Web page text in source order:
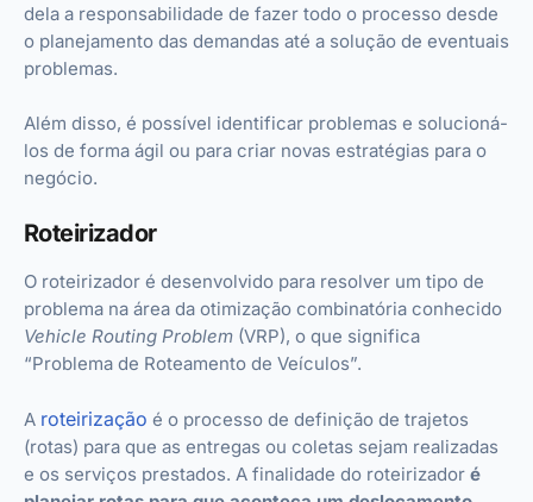
dela a responsabilidade de fazer todo o processo desde
o planejamento das demandas até a solução de eventuais
problemas.
Além disso, é possível identificar problemas e solucioná-
los de forma ágil ou para criar novas estratégias para o
negócio.
Roteirizador
O roteirizador é desenvolvido para resolver um tipo de
problema na área da otimização combinatória conhecido
Vehicle Routing Problem (VRP), o que significa
“Problema de Roteamento de Veículos”.
A roteirização é o processo de definição de trajetos
(rotas) para que as entregas ou coletas sejam realizadas
e os serviços prestados. A finalidade do roteirizador é